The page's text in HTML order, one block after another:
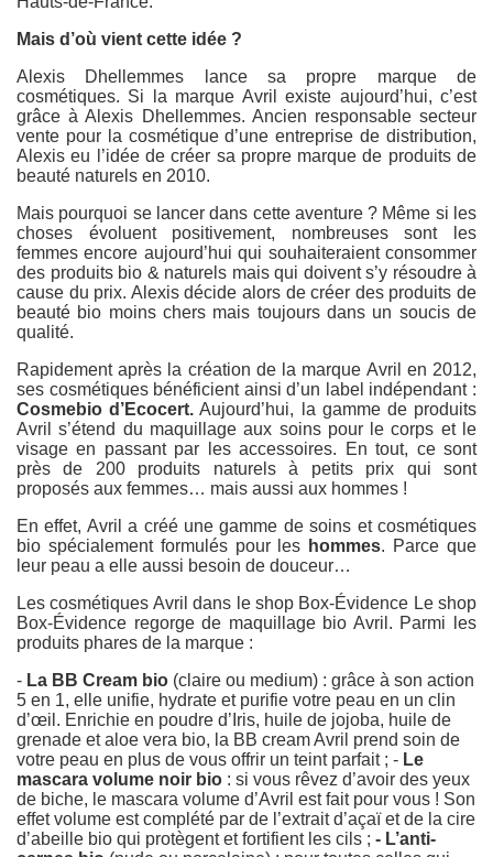
Mais d’où vient cette idée ?
Alexis Dhellemmes lance sa propre marque de
cosmétiques. Si la marque Avril existe aujourd’hui, c’est
grâce à Alexis Dhellemmes. Ancien responsable secteur
vente pour la cosmétique d’une entreprise de distribution,
Alexis eu l’idée de créer sa propre marque de produits de
beauté naturels en 2010.
Mais pourquoi se lancer dans cette aventure ? Même si les
choses évoluent positivement, nombreuses sont les
femmes encore aujourd’hui qui souhaiteraient consommer
des produits bio & naturels mais qui doivent s’y résoudre à
cause du prix. Alexis décide alors de créer des produits de
beauté bio moins chers mais toujours dans un soucis de
qualité.
Rapidement après la création de la marque Avril en 2012,
ses cosmétiques bénéficient ainsi d’un label indépendant :
Cosmebio d’Ecocert. Aujourd’hui, la gamme de produits
Avril s’étend du maquillage aux soins pour le corps et le
visage en passant par les accessoires. En tout, ce sont
près de 200 produits naturels à petits prix qui sont
proposés aux femmes… mais aussi aux hommes !
En effet, Avril a créé une gamme de soins et cosmétiques
bio spécialement formulés pour les hommes. Parce que
leur peau a elle aussi besoin de douceur…
Les cosmétiques Avril dans le shop Box-Évidence Le shop
Box-Évidence regorge de maquillage bio Avril. Parmi les
produits phares de la marque :
- La BB Cream bio (claire ou medium) : grâce à son action
5 en 1, elle unifie, hydrate et purifie votre peau en un clin
d’œil. Enrichie en poudre d’Iris, huile de jojoba, huile de
grenade et aloe vera bio, la BB cream Avril prend soin de
votre peau en plus de vous offrir un teint parfait ; - Le
mascara volume noir bio : si vous rêvez d’avoir des yeux
de biche, le mascara volume d’Avril est fait pour vous ! Son
effet volume est complété par de l’extrait d’açaï et de la cire
d’abeille bio qui protègent et fortifient les cils ; - L’anti-